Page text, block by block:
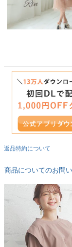
返品特約について
商品についてのお問